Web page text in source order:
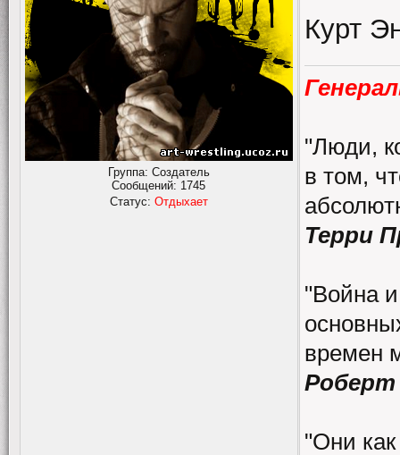
Группа: Создатель
Сообщений: 1745
Статус: Отдыхает
Курт
"Люди,
в том,
Терри
"Война
времен
"Они